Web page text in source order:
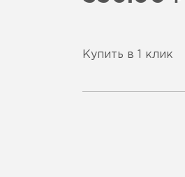
Купить в 1 клик